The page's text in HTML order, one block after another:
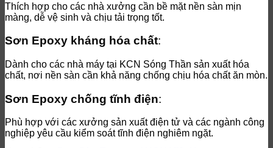
Thích hợp cho các nhà xưởng cần bề mặt nền sàn mịn
màng, dễ vệ sinh và chịu tải trọng tốt.
Sơn Epoxy kháng hóa chất:
Dành cho các nhà máy tại KCN Sóng Thần sản xuất hóa
chất, nơi nền sàn cần khả năng chống chịu hóa chất ăn mòn.
Sơn Epoxy chống tĩnh điện:
Phù hợp với các xưởng sản xuất điện tử và các ngành công
nghiệp yêu cầu kiểm soát tĩnh điện nghiêm ngặt.